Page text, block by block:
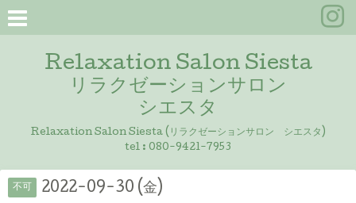
Relaxation Salon Siesta
リラクゼーションサロン
シエスタ
Relaxation Salon Siesta (リラクゼーションサロン シエスタ)
tel : 080-9421-7953
不可 2022-09-30 (金)